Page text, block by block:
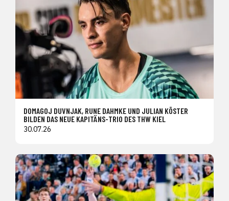
DOMAGOJ DUVNJAK, RUNE DAHMKE UND JULIAN KÖSTER
BILDEN DAS NEUE KAPITÄNS-TRIO DES THW KIEL
30.07.26